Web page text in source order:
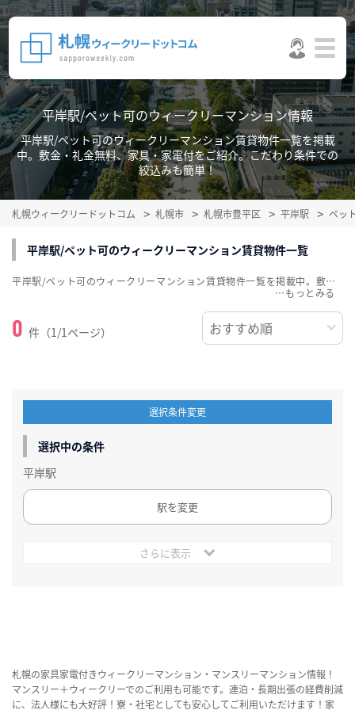
平岸駅/ペット可のウィークリーマンション情報
平岸駅/ペット可のウィークリーマンション賃貸物件一覧を掲載
中。敷金・礼金無料、家具・家電付をご紹介。こだわり条件での
絞込みも簡単！
札幌ウィークリードットコム 札幌市 札幌市豊平区 平岸駅 ペッ
平岸駅/ペット可のウィークリーマンション賃貸物件一覧
0 件（1/1ページ）
平岸駅/ペット可のウィークリーマンション賃貸物件一覧を掲載中。敷金・礼金無料、家具・家電付をご紹介。こだわり条件での絞込みも簡単！
…
選択条件変更
選択中の条件
平岸駅
駅を変更
さらに表示
札幌の家具家電付きウィークリーマンション・マンスリーマンション情報！
マンスリー＋ウィークリーでのご利用も可能です。連泊・長期出張の経費削減
に、法人様にも大好評！寮・社宅としても安心してご利用いただけます！家